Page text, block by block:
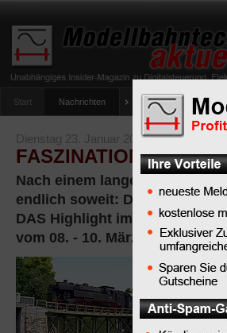
Start Nachrichten Tipps Newsletter
umfrage-viessmann-multiprotokoll-lichtdecoder
Dienstag 23. Januar 2024
FASZINATION
Nach einem langen Jahr des
endlich soweit: Die
DAS Highlight im
vom 08. - 10. März 2024.
Die
nur